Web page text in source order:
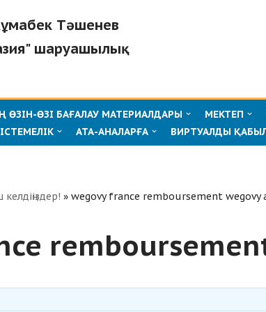
Тәшенев
шаруашылық
ӨЗІ БАҒАЛАУ МАТЕРИАЛДАРЫ МЕКТЕП
АТА-АНАЛАРҒА ВИРТУАЛДЫ
келдіңіздер! » wegovy france remboursement wegovy